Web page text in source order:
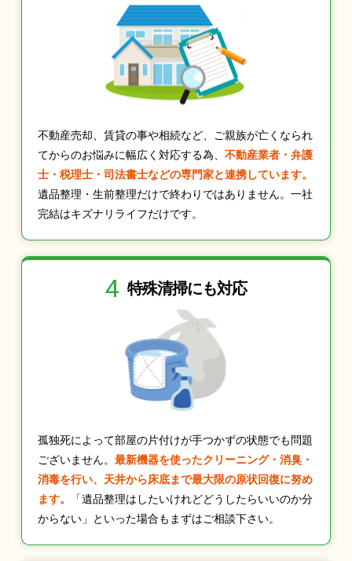
不動産売却、賃貸の事や相続など、ご親族が亡くなられ
てからのお悩みに幅広く対応する為、 不動産業者・弁護
士・税理士・司法書士などの専門家と連携しています。
遺品整理・生前整理だけで終わりではありません。一社
完結はキズナリライフだけです。
4 特殊清掃にも対応
孤独死によって部屋の片付けが手つかずの状態でも問題
ございません。 最新機器を使ったクリーニング・消臭・
消毒を行い、天井から床底まで最大限の原状回復に努め
ます。
「遺品整理はしたいけれどどうしたらいいのか分
からない」といった場合もまずはご相談下さい。